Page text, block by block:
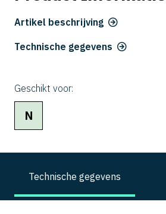
Artikel beschrijving
Technische gegevens
Geschikt voor:
N
Technische gegevens